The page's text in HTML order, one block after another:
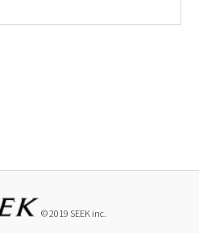
© 2019 SEEK inc.